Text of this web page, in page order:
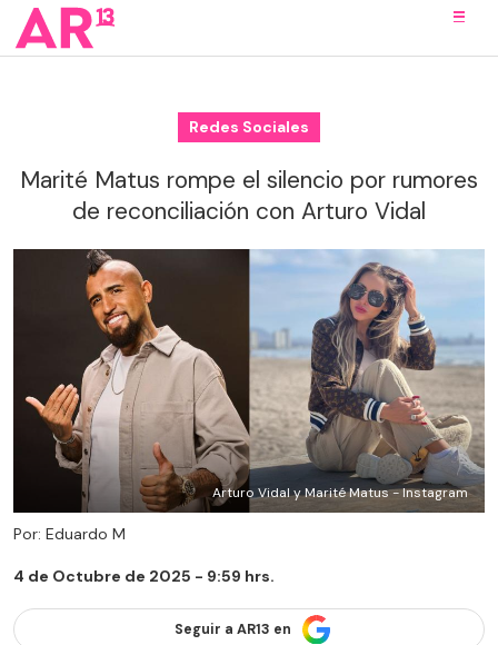
Redes Sociales
Marité Matus rompe el silencio por rumores
de reconciliación con Arturo Vidal
Arturo Vidal y Marité Matus - Instagram
Por: Eduardo M
4 de Octubre de 2025 - 9:59 hrs.
Seguir a AR13 en